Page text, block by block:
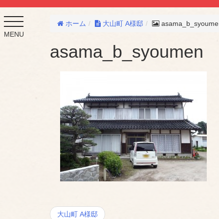
toggle
navigation
MENU
ホーム 大山町 A様邸
asama_b_syoumen
投
大山町 A様邸